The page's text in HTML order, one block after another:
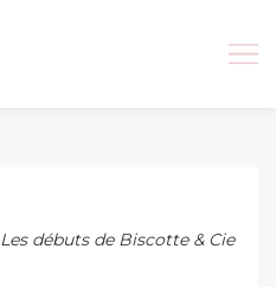
Les débuts de Biscotte & Cie